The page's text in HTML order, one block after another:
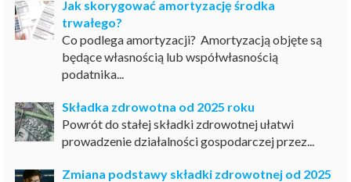
Jak skorygować amortyzację środka
trwałego?
Co podlega amortyzacji? Amortyzacją objęte są
będące własnością lub współwłasnością
podatnika...
Składka zdrowotna od 2025 roku
Powrót do stałej składki zdrowotnej ułatwi
prowadzenie działalności gospodarczej przez...
Zmiana podstawy składki zdrowotnej od 2025